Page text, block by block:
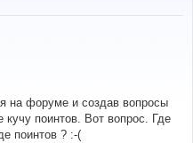
на форуме и создав вопросы
кучу поинтов. Вот вопрос. Где
поинтов ? :-(